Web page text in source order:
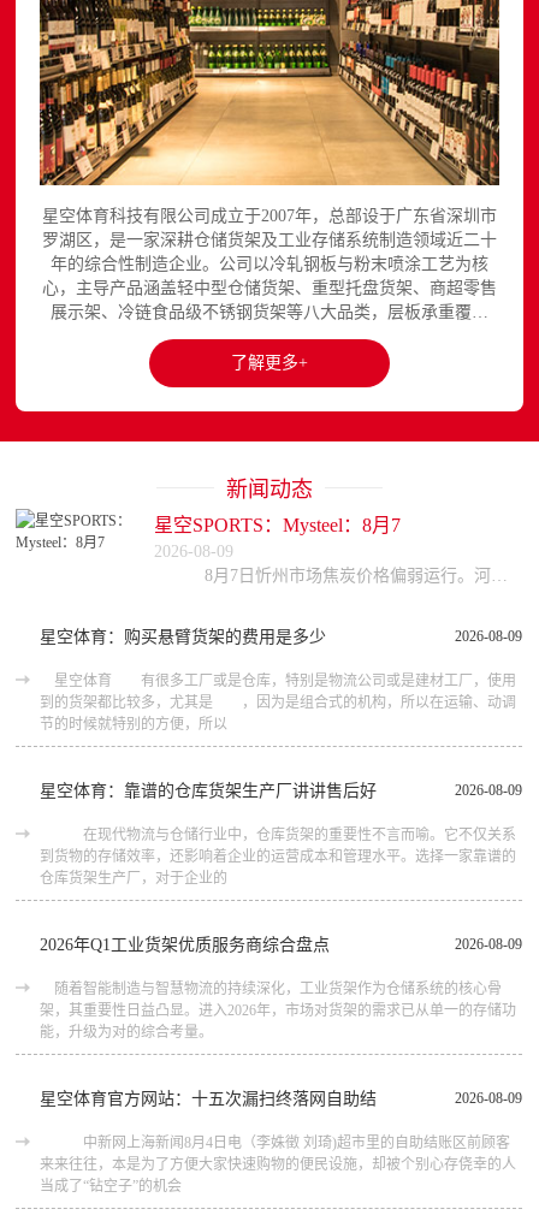
星空体育科技有限公司成立于2007年，总部设于广东省深圳市
罗湖区，是一家深耕仓储货架及工业存储系统制造领域近二十
年的综合性制造企业。公司以冷轧钢板与粉末喷涂工艺为核
心，主导产品涵盖轻中型仓储货架、重型托盘货架、商超零售
展示架、冷链食品级不锈钢货架等八大品类，层板承重覆盖
150至3000kg，产品出口欧美、东南亚、中东等区域市场，已
与国内外超过300家企业建立长期合作关系。星空平台官网提
供完整的产品展示与在线咨询服务...
了解更多+
新闻动态
星空SPORTS：Mysteel：8月7
2026-08-09
2026-08-09
星空体育：购买悬臂货架的费用是多少
星空体育 有很多工厂或是仓库，特别是物流公司或是建材工厂，使用
到的货架都比较多，尤其是 ，因为是组合式的机构，所以在运输、动调
节的时候就特别的方便，所以
2026-08-09
星空体育：靠谱的仓库货架生产厂讲讲售后好
在现代物流与仓储行业中，仓库货架的重要性不言而喻。它不仅关系
到货物的存储效率，还影响着企业的运营成本和管理水平。选择一家靠谱的
仓库货架生产厂，对于企业的
2026-08-09
2026年Q1工业货架优质服务商综合盘点
随着智能制造与智慧物流的持续深化，工业货架作为仓储系统的核心骨
架，其重要性日益凸显。进入2026年，市场对货架的需求已从单一的存储功
能，升级为对的综合考量。
2026-08-09
星空体育官方网站：十五次漏扫终落网自助结
中新网上海新闻8月4日电（李姝徵 刘琦)超市里的自助结账区前顾客
来来往往，本是为了方便大家快速购物的便民设施，却被个别心存侥幸的人
当成了“钻空子”的机会